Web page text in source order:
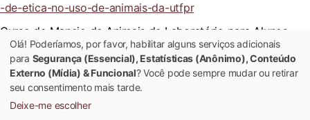
-de-etica-no-uso-de-animais-da-utfpr
Curso de Manejo de Animais de Laboratório para Alunos
de Graduação, UFSC:
https://inscricoes.ufsc.br/activities/8378
Olá! Poderíamos, por favor, habilitar alguns serviços adicionais
para Segurança (Essencial), Estatísticas (Anônimo), Conteúdo
Externo (Mídia) & Funcional? Você pode sempre mudar ou retirar
seu consentimento mais tarde.
Deixe-me escolher